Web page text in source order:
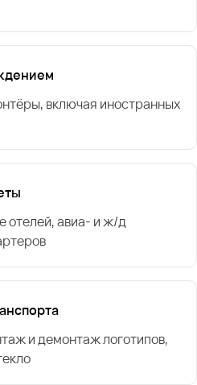
включая иностранных
отелей, авиа- и ж/д
и демонтаж логотипов,